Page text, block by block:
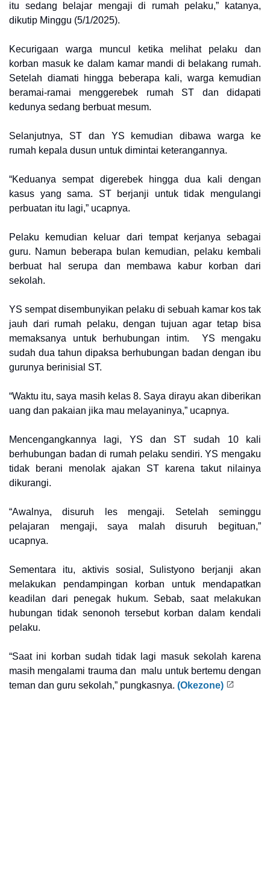
itu sedang belajar mengaji di rumah pelaku,” katanya,
dikutip Minggu (5/1/2025).
Kecurigaan warga muncul ketika melihat pelaku dan
korban masuk ke dalam kamar mandi di belakang rumah.
Setelah diamati hingga beberapa kali, warga kemudian
beramai-ramai menggerebek rumah ST dan didapati
kedunya sedang berbuat mesum.
Selanjutnya, ST dan YS kemudian dibawa warga ke
rumah kepala dusun untuk dimintai keterangannya.
“Keduanya sempat digerebek hingga dua kali dengan
kasus yang sama. ST berjanji untuk tidak mengulangi
perbuatan itu lagi,” ucapnya.
Pelaku kemudian keluar dari tempat kerjanya sebagai
guru. Namun beberapa bulan kemudian, pelaku kembali
berbuat hal serupa dan membawa kabur korban dari
sekolah.
YS sempat disembunyikan pelaku di sebuah kamar kos tak
jauh dari rumah pelaku, dengan tujuan agar tetap bisa
memaksanya untuk berhubungan intim. YS mengaku
sudah dua tahun dipaksa berhubungan badan dengan ibu
gurunya berinisial ST.
“Waktu itu, saya masih kelas 8. Saya dirayu akan diberikan
uang dan pakaian jika mau melayaninya,” ucapnya.
Mencengangkannya lagi, YS dan ST sudah 10 kali
berhubungan badan di rumah pelaku sendiri. YS mengaku
tidak berani menolak ajakan ST karena takut nilainya
dikurangi.
“Awalnya, disuruh les mengaji. Setelah seminggu
pelajaran mengaji, saya malah disuruh begituan,”
ucapnya.
Sementara itu, aktivis sosial, Sulistyono berjanji akan
melakukan pendampingan korban untuk mendapatkan
keadilan dari penegak hukum. Sebab, saat melakukan
hubungan tidak senonoh tersebut korban dalam kendali
pelaku.
“Saat ini korban sudah tidak lagi masuk sekolah karena
masih mengalami trauma dan malu untuk bertemu dengan
teman dan guru sekolah,” pungkasnya. (Okezone)